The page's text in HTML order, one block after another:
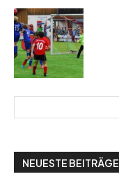
NEUESTE BEITRÄGE